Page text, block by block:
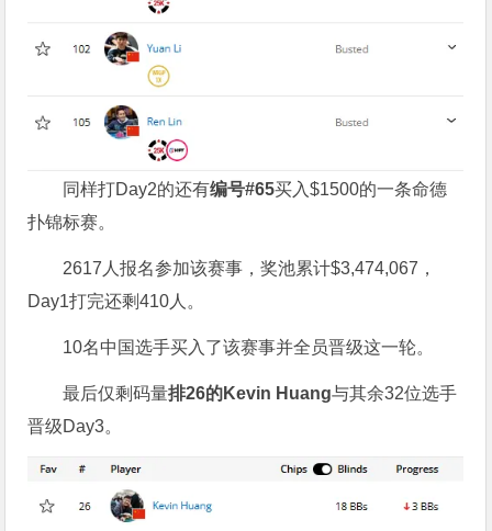
同样打Day2的还有编号#65买入$1500的一条命德
扑锦标赛。
2617人报名参加该赛事，奖池累计$3,474,067，
Day1打完还剩410人。
10名中国选手买入了该赛事并全员晋级这一轮。
最后仅剩码量排26的Kevin Huang与其余32位选手
晋级Day3。